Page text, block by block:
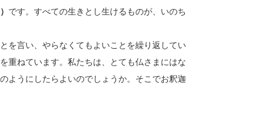
です。すべての生きとし生けるものが、いのち
を言い、やらなくてもよいことを繰り返してい
重ねています。私たちは、とても仏さまにはな
ようにしたらよいのでしょうか。そこでお釈迦